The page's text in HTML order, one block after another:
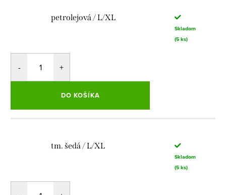
petrolejová / L/XL
Skladom
(5 ks)
DO KOŠÍKA
tm. šedá / L/XL
Skladom
(5 ks)